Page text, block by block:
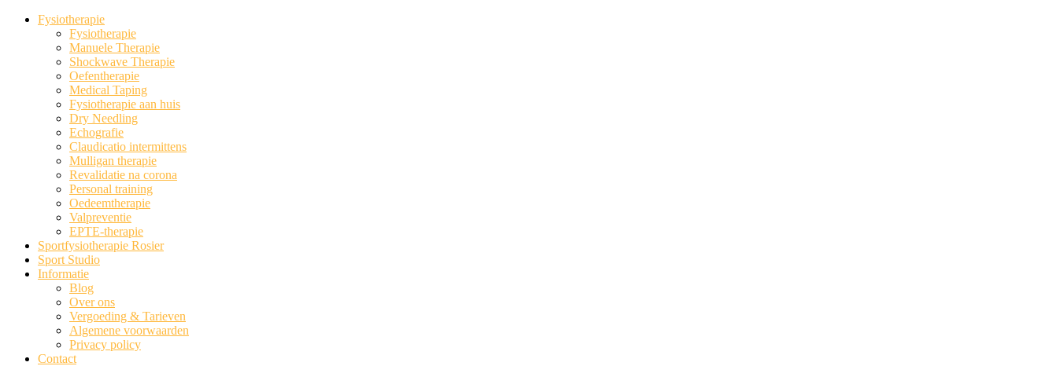
Fysiotherapie
Fysiotherapie
Manuele Therapie
Shockwave Therapie
Oefentherapie
Medical Taping
Fysiotherapie aan huis
Dry Needling
Echografie
Claudicatio intermittens
Mulligan therapie
Revalidatie na corona
Personal training
Oedeemtherapie
Valpreventie
EPTE-therapie
Sportfysiotherapie Rosier
Sport Studio
Informatie
Blog
Over ons
Vergoeding & Tarieven
Algemene voorwaarden
Privacy policy
Contact